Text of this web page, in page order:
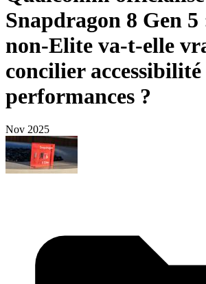
Snapdragon 8 Gen 5
non-Elite va-t-elle
concilier accessibilité
performances ?
Nov 2025